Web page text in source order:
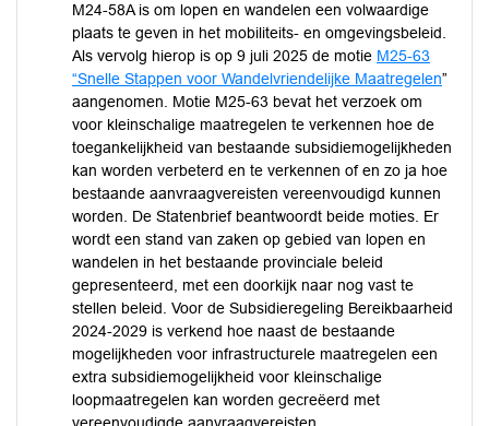
M24-58A is om lopen en wandelen een volwaardige
plaats te geven in het mobiliteits- en omgevingsbeleid.
Als vervolg hierop is op 9 juli 2025 de motie M25-63
“Snelle Stappen voor Wandelvriendelijke Maatregelen”
aangenomen. Motie M25-63 bevat het verzoek om
voor kleinschalige maatregelen te verkennen hoe de
toegankelijkheid van bestaande subsidiemogelijkheden
kan worden verbeterd en te verkennen of en zo ja hoe
bestaande aanvraagvereisten vereenvoudigd kunnen
worden. De Statenbrief beantwoordt beide moties. Er
wordt een stand van zaken op gebied van lopen en
wandelen in het bestaande provinciale beleid
gepresenteerd, met een doorkijk naar nog vast te
stellen beleid. Voor de Subsidieregeling Bereikbaarheid
2024-2029 is verkend hoe naast de bestaande
mogelijkheden voor infrastructurele maatregelen een
extra subsidiemogelijkheid voor kleinschalige
loopmaatregelen kan worden gecreëerd met